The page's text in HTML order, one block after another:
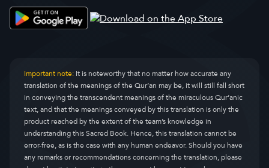
Important note:It is noteworthy that no matter how accurate any
translation of the meanings of the Qur’an may be, it will still fall short
in conveying the transcendent meanings of the miraculous Qur’anic
text, and that the meanings conveyed by this translation is only the
product reached by the extent of the team’s knowledge in
understanding this Sacred Book. Hence, this translation cannot be
error-free, as is the case with any human endeavor. Should you have
any remarks or recommendations concerning the translation, please